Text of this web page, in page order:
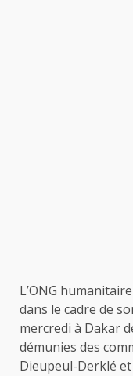
L’ONG
dans le cadre de
mercredi à Dakar
démunies des
Dieupeul-Derklé et